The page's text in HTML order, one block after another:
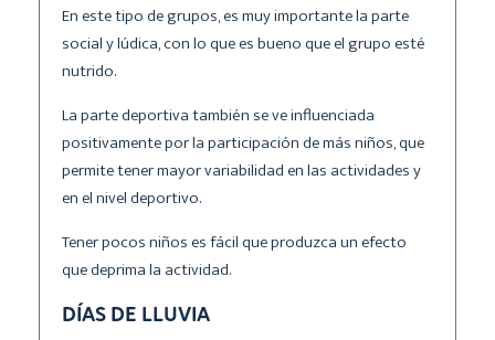
En este tipo de grupos, es muy importante la parte
social y lúdica, con lo que es bueno que el grupo esté
nutrido.
La parte deportiva también se ve influenciada
positivamente por la participación de más niños, que
permite tener mayor variabilidad en las actividades y
en el nivel deportivo.
Tener pocos niños es fácil que produzca un efecto
que deprima la actividad.
DÍAS DE LLUVIA